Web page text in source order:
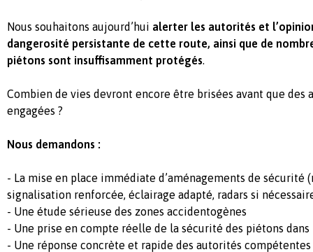
Nous souhaitons aujourd’hui alerter les autorités et
dangerosité persistante de cette route, ainsi que de
piétons sont insuffisamment protégés.
Combien de vies devront encore être brisées avant que des
engagées ?
Nous demandons :
- La mise en place immédiate d’aménagements de sécurité
signalisation renforcée, éclairage adapté, radars si
- Une étude sérieuse des zones accidentogènes
- Une prise en compte réelle de la sécurité des piétons
- Une réponse concrète et rapide des autorités compétentes